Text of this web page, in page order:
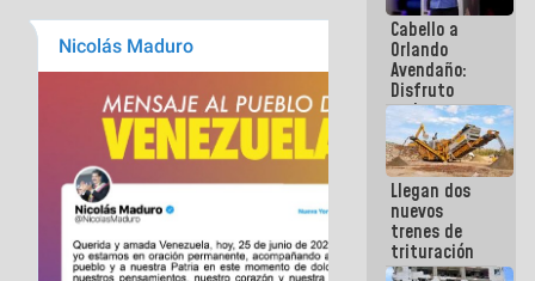
Cabello a
Orlando
Avendaño:
Disfruto
cada vez
que escribes
porque lo
que haces
es
embarrarla
Llegan dos
nuevos
trenes de
trituración
para